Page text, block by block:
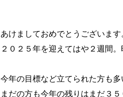
あけましておめでとうございます
２０２５年を迎えてはや２週間
今年の目標など立てられた方も
まだの方も今年の残りはまだ３